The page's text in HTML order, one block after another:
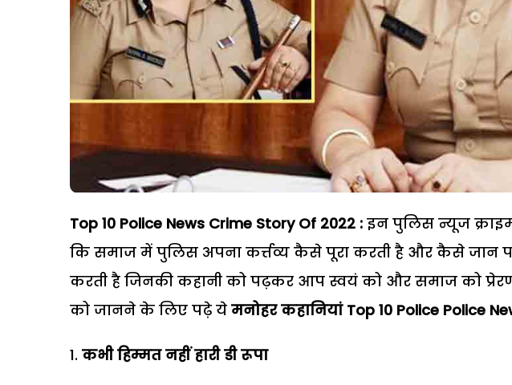
Top 10 Police News Crime Story Of 2022 : इन पुलिस न्यूज
कि समाज में पुलिस अपना कर्त्तव्य कैसे पूरा करती है और कैसे जान
करती है जिनकी कहानी को पढ़कर आप स्वयं को और समाज को
को जानने के लिए पढ़े ये मनोहर कहानियां Top 10 Police Police
कभी हिम्मत नहीं हारी डी रूपा